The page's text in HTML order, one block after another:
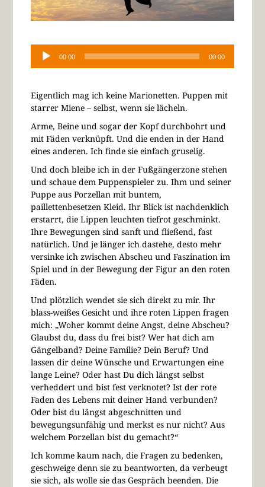
00:00 00:00
Eigentlich mag ich keine Marionetten. Puppen mit
starrer Miene – selbst, wenn sie lächeln.
Arme, Beine und sogar der Kopf durchbohrt und
mit Fäden verknüpft. Und die enden in der Hand
eines anderen. Ich finde sie einfach gruselig.
Und doch bleibe ich in der Fußgängerzone stehen
und schaue dem Puppenspieler zu. Ihm und seiner
Puppe aus Porzellan mit buntem,
paillettenbesetzen Kleid. Ihr Blick ist nachdenklich
erstarrt, die Lippen leuchten tiefrot geschminkt.
Ihre Bewegungen sind sanft und fließend, fast
natürlich. Und je länger ich dastehe, desto mehr
versinke ich zwischen Abscheu und Faszination im
Spiel und in der Bewegung der Figur an den roten
Fäden.
Und plötzlich wendet sie sich direkt zu mir. Ihr
blass-weißes Gesicht und ihre roten Lippen fragen
mich: „Woher kommt deine Angst, deine Abscheu?
Glaubst du, dass du frei bist? Wer hat dich am
Gängelband? Deine Familie? Dein Beruf? Und
lassen dir deine Wünsche und Erwartungen eine
lange Leine? Oder hast Du dich längst selbst
verheddert und bist fest verknotet? Ist der rote
Faden des Lebens mit deiner Hand verbunden?
Oder bist du längst abgeschnitten und
bewegungsunfähig und merkst es nur nicht? Aus
welchem Porzellan bist du gemacht?“
Ich komme kaum nach, die Fragen zu bedenken,
geschweige denn sie zu beantworten, da verbeugt
sie sich, als wolle sie das Gespräch beenden. Die